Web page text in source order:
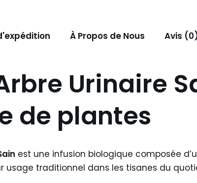
À Propos de Nous Avis
Urinaire
de plantes
est une infusion biologique composée
usage traditionnel dans les tisanes du